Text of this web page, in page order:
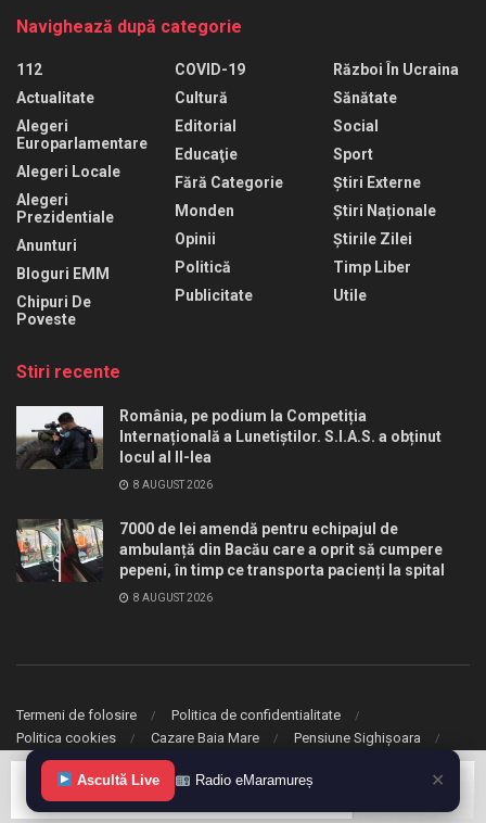
Navighează după categorie
112
Actualitate
Alegeri
Europarlamentare
Alegeri Locale
Alegeri
Prezidentiale
Anunturi
Bloguri EMM
Chipuri De
Poveste
COVID-19
Cultură
Editorial
Educaţie
Fără Categorie
Monden
Opinii
Politică
Publicitate
Război În Ucraina
Sănătate
Social
Sport
Știri Externe
Știri Naționale
Știrile Zilei
Timp Liber
Utile
Stiri recente
România, pe podium la Competiția
Internațională a Lunetiștilor. S.I.A.S. a obținut
locul al II-lea
8 AUGUST 2026
7000 de lei amendă pentru echipajul de
ambulanță din Bacău care a oprit să cumpere
pepeni, în timp ce transporta pacienți la spital
8 AUGUST 2026
Termeni de folosire
Politica de confidentialitate
Politica cookies
Cazare Baia Mare Pensiune Sighișoara
© 2020 eMaramures. Toate drepturile rezervate.
Ascultă Live Radio eMaramureș ✕